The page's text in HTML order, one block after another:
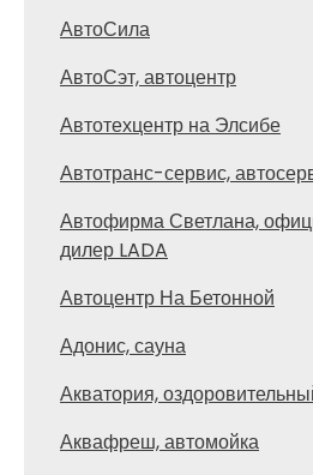
АвтоСила
АвтоСэт, автоцентр
Автотехцентр на Элсибе
Автотранс-сервис,
Автофирма Светлана,
дилер LADA
Автоцентр На Бетонной
Адонис, сауна
Акватория,
Аквафреш, автомойка